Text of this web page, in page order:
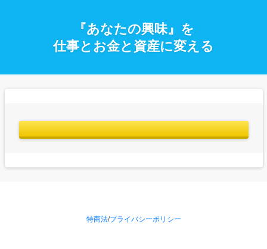
『あなたの興味』を
仕事とお金と資産に変える
特商法/プライバシーポリシー